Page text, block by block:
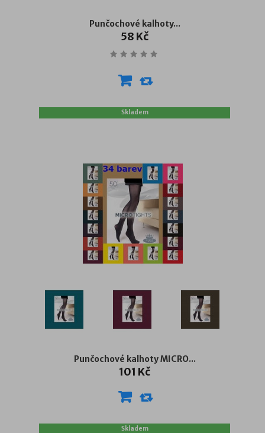
Punčochové kalhoty...
58 Kč
Skladem
Punčochové kalhoty MICRO...
101 Kč
Skladem